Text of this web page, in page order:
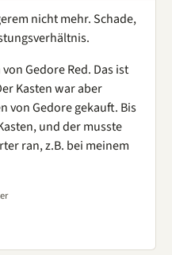
nicht mehr. Schade,
Gedore Red. Das ist
Kasten war aber
von Gedore gekauft. Bis
und der musste
ran, z.B. bei meinem